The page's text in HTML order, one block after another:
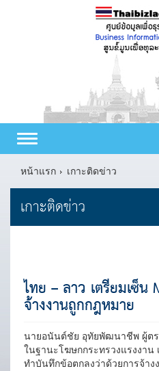
Toggle
navigation
หน้าแรก
เกาะติดข่าว
เกาะติดข่าว
ไทย – ลาว เตรียมเซ็
จ้างงานถูกกฎหมาย
นายอนันต์ชัย อุทัยพัฒนาชีพ ผู้ตร
ในฐานะโฆษกกระทรวงแรงงาน
ทำบันทึกข้อตกลงว่าด้วยการจ้าง